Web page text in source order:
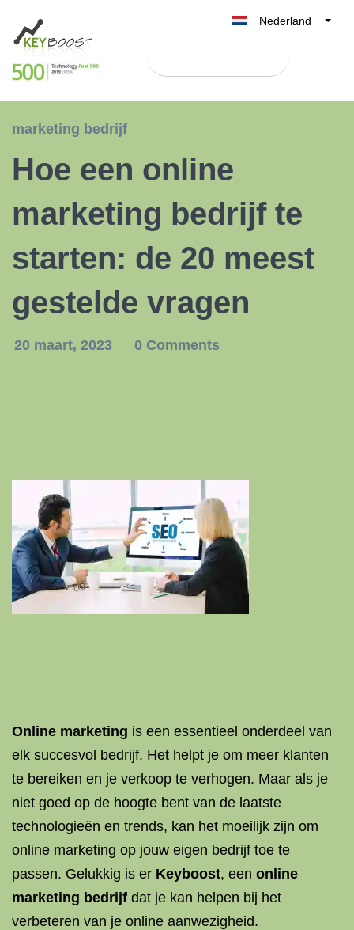
Nederland
België
marketing bedrijf
Hoe een online
marketing bedrijf te
starten: de 20 meest
gestelde vragen
20 maart, 2023 0 Comments
Online marketing is een essentieel onderdeel van
elk succesvol bedrijf. Het helpt je om meer klanten
te bereiken en je verkoop te verhogen. Maar als je
niet goed op de hoogte bent van de laatste
technologieën en trends, kan het moeilijk zijn om
online marketing op jouw eigen bedrijf toe te
passen. Gelukkig is er Keyboost, een online
marketing bedrijf dat je kan helpen bij het
verbeteren van je online aanwezigheid.